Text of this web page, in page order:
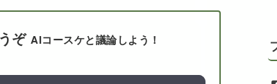
ぞ AIコースケと議論しよう！